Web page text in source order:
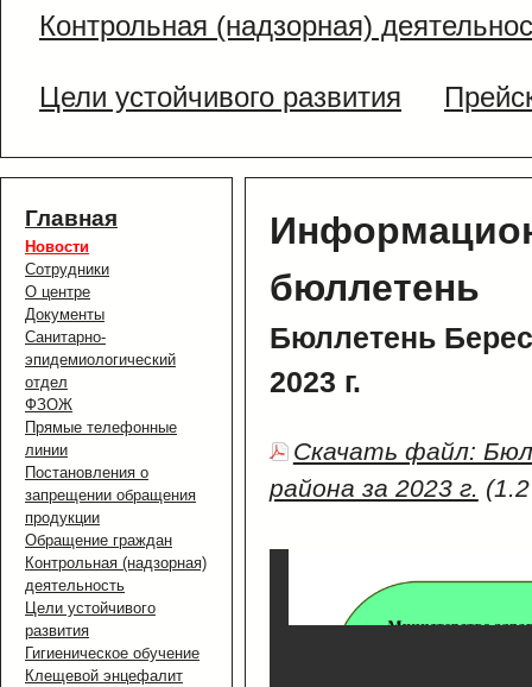
Контрольная (надзорная)
Цели устойчивого развития
Главная
Новости
Сотрудники
О центре
Документы
Санитарно-
эпидемиологический
отдел
ФЗОЖ
Прямые телефонные
линии
Постановления о
запрещении обращения
продукции
Обращение граждан
Контрольная (надзорная)
деятельность
Цели устойчивого
развития
Гигиеническое обучение
Клещевой энцефалит
бюллетень
Бюллетень
2023 г.
Скачать файл:
района за 2023 г.